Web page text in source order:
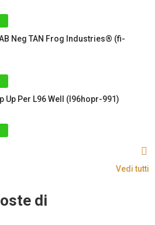
Neg TAN Frog Industries® (fi-
Up Per L96 Well (l96hopr-991)
Vedi tutti
di